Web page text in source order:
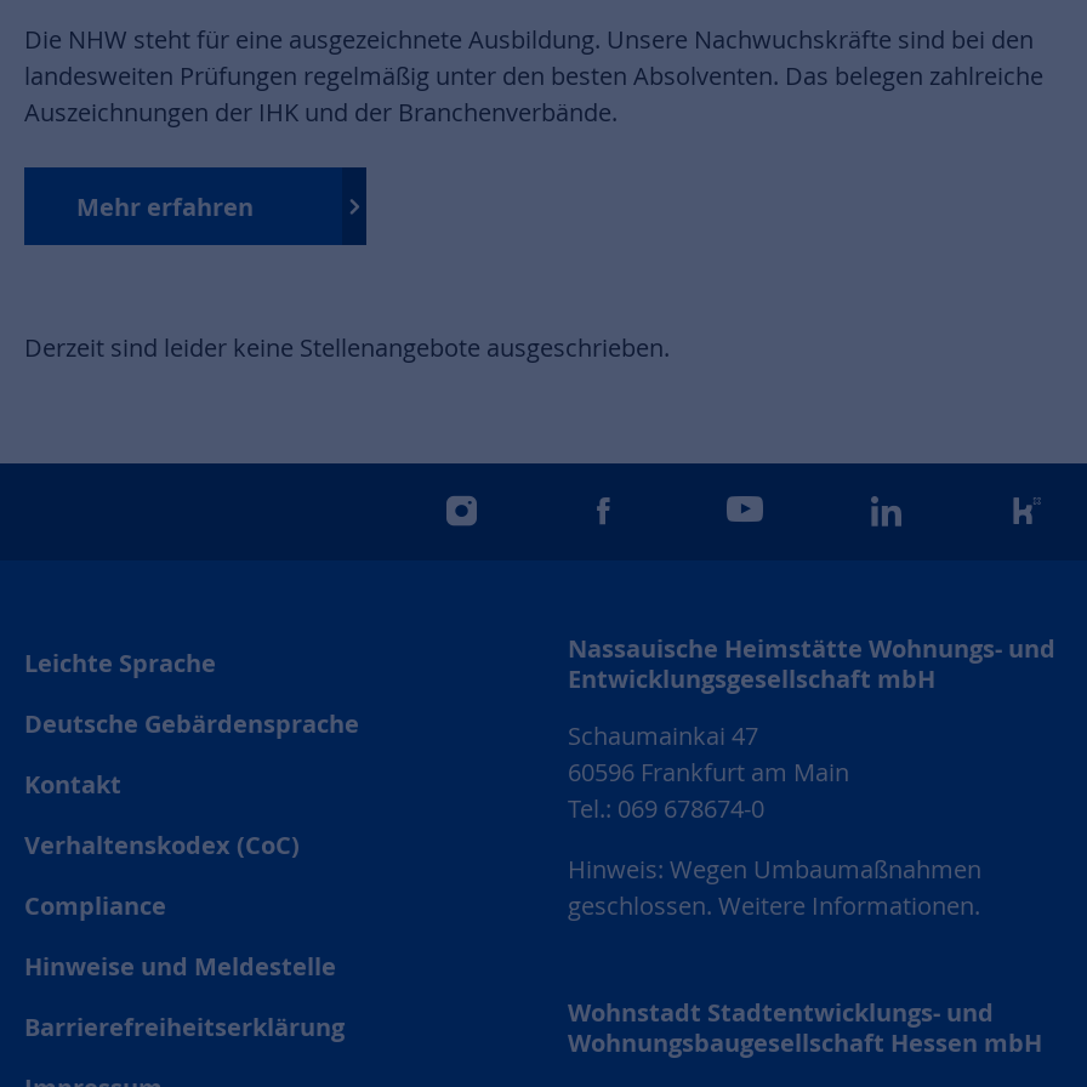
Die NHW steht für eine ausgezeichnete Ausbildung. Unsere Nachwuchskräfte sind bei den
landesweiten Prüfungen regelmäßig unter den besten Absolventen. Das belegen zahlreiche
Auszeichnungen der IHK und der Branchenverbände.
Mehr erfahren
Derzeit sind leider keine Stellenangebote ausgeschrieben.
instagramfacebook youtube linkedin
Leichte Sprache
Deutsche Gebärdensprache
Kontakt
Verhaltenskodex (CoC)
Compliance
Hinweise und Meldestelle
Barrierefreiheitserklärung
Nassauische Heimstätte Wohnungs- und
Entwicklungsgesellschaft mbH
Schaumainkai 47
60596 Frankfurt am Main
Tel.: 069 678674-0
Hinweis: Wegen Umbaumaßnahmen
geschlossen. Weitere Informationen.
Wohnstadt Stadtentwicklungs- und
Wohnungsbaugesellschaft Hessen mbH